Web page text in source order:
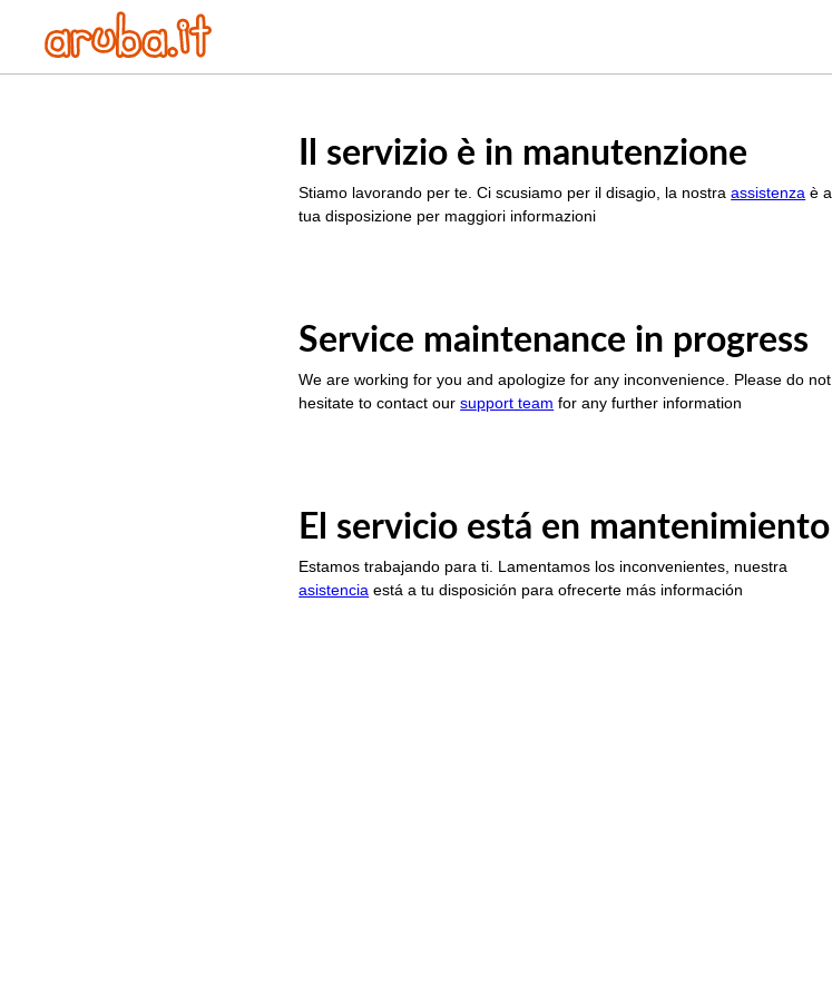
Il servizio è in manutenzione
Stiamo lavorando per te. Ci scusiamo per il disagio, la nostraassistenza è a
tua disposizione per maggiori informazioni
Service maintenance in progress
We are working for you and apologize for any inconvenience. Please do not
hesitate to contact oursupport team for any further information
El servicio está en mantenimiento
Estamos trabajando para ti. Lamentamos los inconvenientes, nuestra
asistencia está a tu disposición para ofrecerte más información